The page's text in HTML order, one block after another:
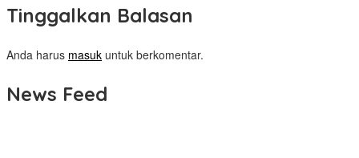
Tinggalkan Balasan
Anda harus masuk untuk berkomentar.
News Feed